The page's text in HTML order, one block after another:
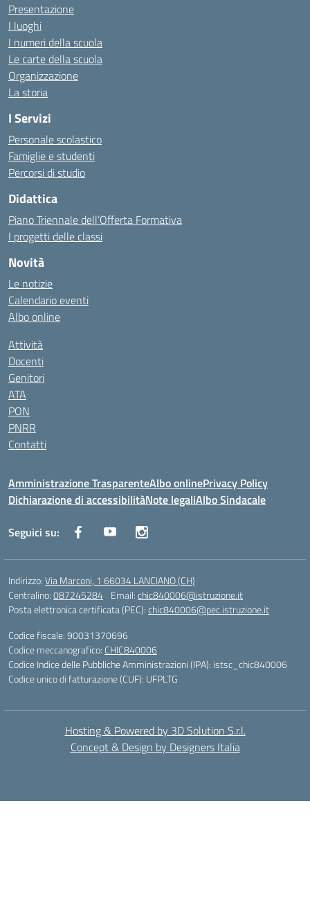
Presentazione
I luoghi
I numeri della scuola
Le carte della scuola
Organizzazione
La storia
I Servizi
Personale scolastico
Famiglie e studenti
Percorsi di studio
Didattica
Piano Triennale dell’Offerta Formativa
I progetti delle classi
Novità
Le notizie
Calendario eventi
Albo online
Attività
Docenti
Genitori
ATA
PON
PNRR
Contatti
Amministrazione TrasparenteAlbo onlinePrivacy Policy
Dichiarazione di accessibilitàNote legaliAlbo Sindacale
Seguici su:
Indirizzo:Via Marconi, 1 66034 LANCIANO (CH)
Centralino:087245284 Email:chic840006@istruzione.it
Posta elettronica certificata (PEC):chic840006@pec.istruzione.it
Codice fiscale: 90031370696
Codice meccanografico: CHIC840006
Codice Indice delle Pubbliche Amministrazioni (IPA): istsc_chic840006
Codice unico di fatturazione (CUF): UFPLTG
Hosting & Powered by 3D Solution S.r.l.
Concept & Design by Designers Italia